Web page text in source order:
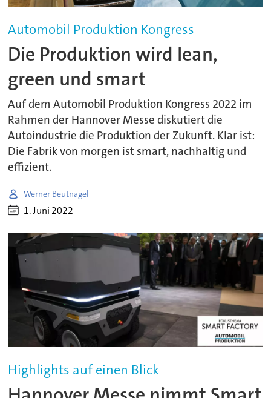
Automobil Produktion Kongress
Die Produktion wird lean,
green und smart
Auf dem Automobil Produktion Kongress 2022 im
Rahmen der Hannover Messe diskutiert die
Autoindustrie die Produktion der Zukunft. Klar ist:
Die Fabrik von morgen ist smart, nachhaltig und
effizient.
Werner Beutnagel
1. Juni 2022
Highlights auf einen Blick